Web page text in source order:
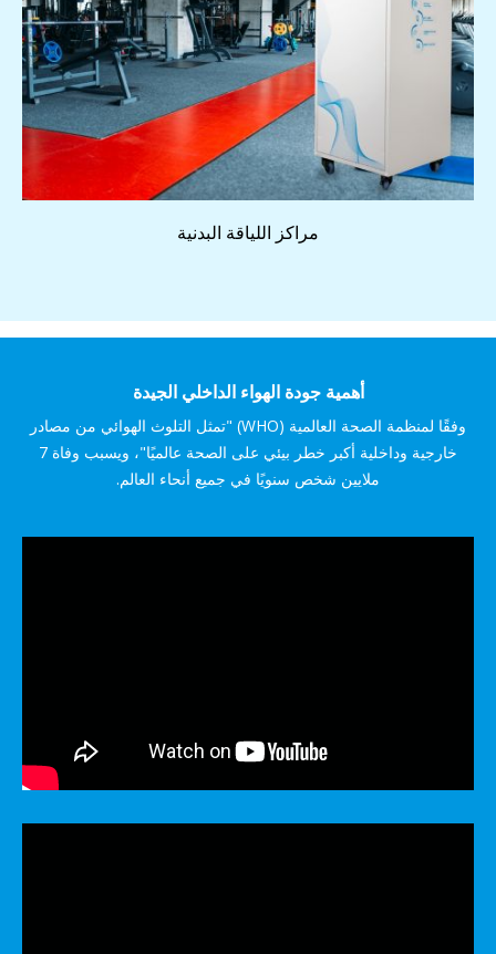
مراكز اللياقة البدنية
أهمية جودة الهواء الداخلي الجيدة
وفقًا لمنظمة الصحة العالمية (WHO) "تمثل التلوث الهوائي من مصادر
خارجية وداخلية أكبر خطر بيئي على الصحة عالميًا"، ويسبب وفاة 7
ملايين شخص سنويًا في جميع أنحاء العالم.